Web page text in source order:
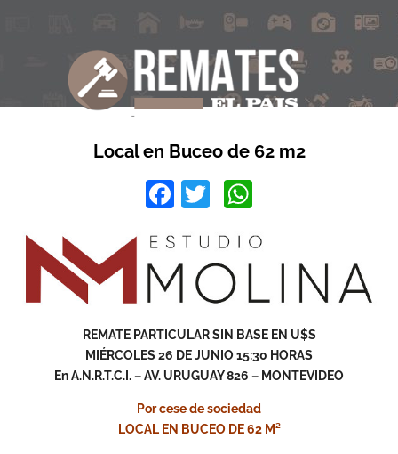
Local en Buceo de 62 m2
Facebook
Twitter
REMATE PARTICULAR SIN BASE EN U$S
MIÉRCOLES 26 DE JUNIO 15:30 HORAS
En A.N.R.T.C.I. – AV. URUGUAY 826 – MONTEVIDEO
Por cese de sociedad
LOCAL EN BUCEO DE 62 M²